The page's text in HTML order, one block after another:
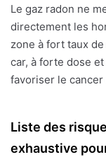
Le gaz radon ne
directement les
zone à fort taux
car, à forte dose
favoriser le
Liste des
exhaustive